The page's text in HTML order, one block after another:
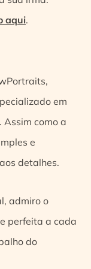
aqui.
em
como a
e
detalhes.
admiro o
perfeita a cada
do